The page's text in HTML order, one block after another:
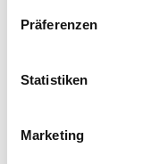
Präferenzen
Statistiken
Marketing